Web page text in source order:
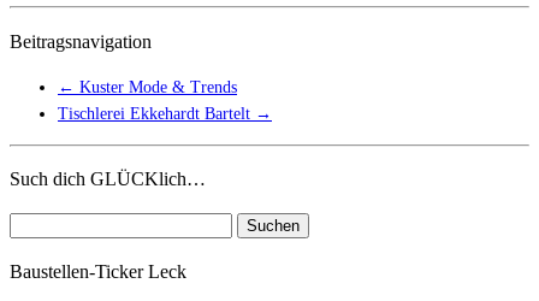
Beitragsnavigation
← Kuster Mode & Trends
Tischlerei Ekkehardt Bartelt →
Such dich GLÜCKlich…
Baustellen-Ticker Leck